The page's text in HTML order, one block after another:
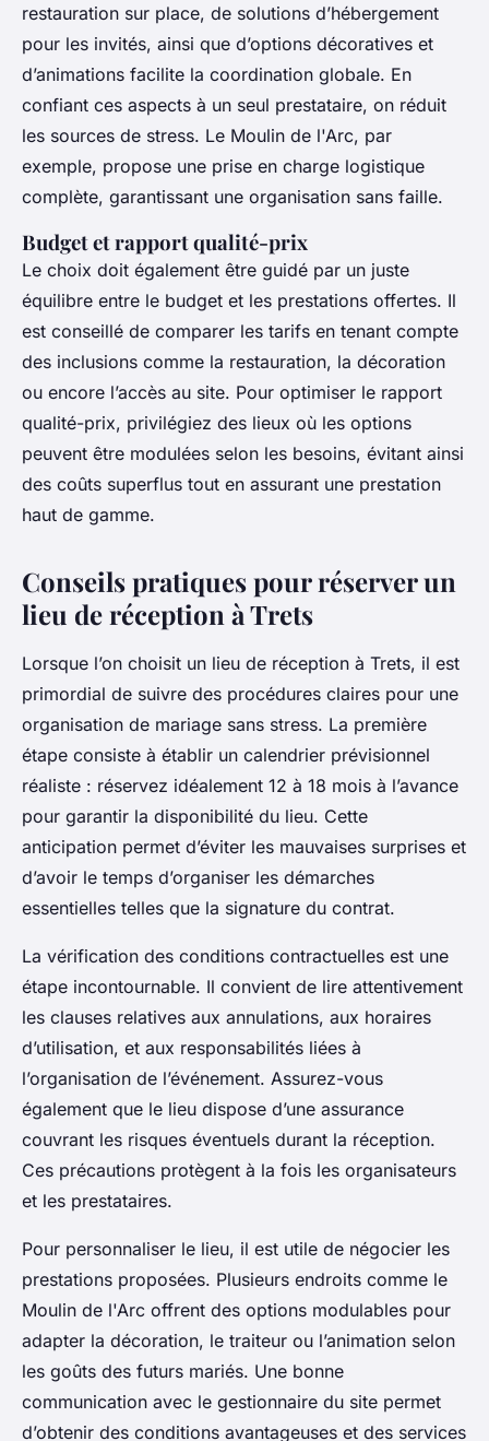
restauration sur place, de solutions d’hébergement
pour les invités, ainsi que d’options décoratives et
d’animations facilite la coordination globale. En
confiant ces aspects à un seul prestataire, on réduit
les sources de stress. Le Moulin de l'Arc, par
exemple, propose une prise en charge logistique
complète, garantissant une organisation sans faille.
Budget et rapport qualité-prix
Le choix doit également être guidé par un juste
équilibre entre le budget et les prestations offertes. Il
est conseillé de comparer les tarifs en tenant compte
des inclusions comme la restauration, la décoration
ou encore l’accès au site. Pour optimiser le rapport
qualité-prix, privilégiez des lieux où les options
peuvent être modulées selon les besoins, évitant ainsi
des coûts superflus tout en assurant une prestation
haut de gamme.
Conseils pratiques pour réserver un
lieu de réception à Trets
Lorsque l’on choisit un lieu de réception à Trets, il est
primordial de suivre des procédures claires pour une
organisation de mariage sans stress. La première
étape consiste à établir un calendrier prévisionnel
réaliste : réservez idéalement 12 à 18 mois à l’avance
pour garantir la disponibilité du lieu. Cette
anticipation permet d’éviter les mauvaises surprises et
d’avoir le temps d’organiser les démarches
essentielles telles que la signature du contrat.
La vérification des conditions contractuelles est une
étape incontournable. Il convient de lire attentivement
les clauses relatives aux annulations, aux horaires
d’utilisation, et aux responsabilités liées à
l’organisation de l’événement. Assurez-vous
également que le lieu dispose d’une assurance
couvrant les risques éventuels durant la réception.
Ces précautions protègent à la fois les organisateurs
et les prestataires.
Pour personnaliser le lieu, il est utile de négocier les
prestations proposées. Plusieurs endroits comme le
Moulin de l'Arc offrent des options modulables pour
adapter la décoration, le traiteur ou l’animation selon
les goûts des futurs mariés. Une bonne
communication avec le gestionnaire du site permet
d’obtenir des conditions avantageuses et des services